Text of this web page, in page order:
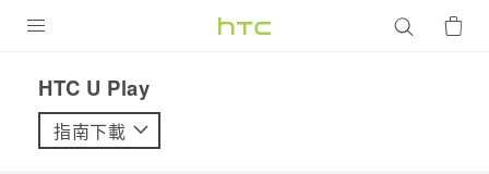
VIVE
HTC U Play‎
指南下載